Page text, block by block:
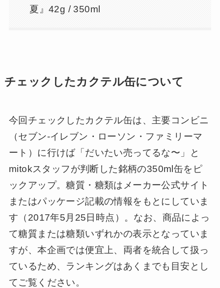
夏』42g / 350ml
チェックしたカクテル缶について
今回チェックしたカクテル缶は、主要コンビニ
（セブン-イレブン・ローソン・ファミリーマ
ート）に行けば「だいたい売ってるな〜」と
mitokスタッフが判断した銘柄の350ml缶をピ
ックアップ。糖質・糖類はメーカー公式サイト
またはパッケージ記載の情報をもとにしていま
す（2017年5月25日時点）。なお、商品によっ
て糖質または糖類いずれかの表示となっていま
すが、本企画では便宜上、両者を統合して扱っ
ているため、ランキングはあくまでも目安とし
てご覧ください。